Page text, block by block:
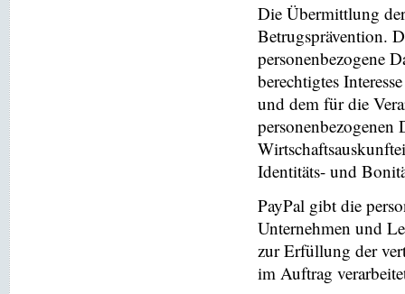
Die Übermittlung
Betrugsprävention.
personenbezogene
berechtigtes
und dem für die
personenbezogenen
Identitäts- und
PayPal gibt die
Unternehmen und
zur Erfüllung der
im Auftrag